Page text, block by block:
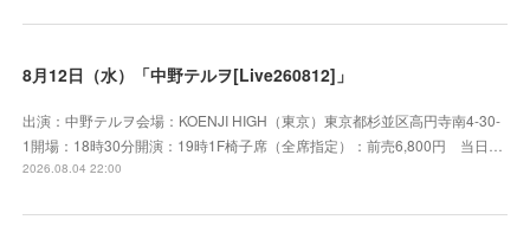
8月12日（水）「中野テルヲ[Live260812]」
出演：中野テルヲ会場：KOENJI HIGH（東京）東京都杉並区高円寺南4-30-
1開場：18時30分開演：19時1F椅子席（全席指定）：前売6,800円 当日…
2026.08.04 22:00